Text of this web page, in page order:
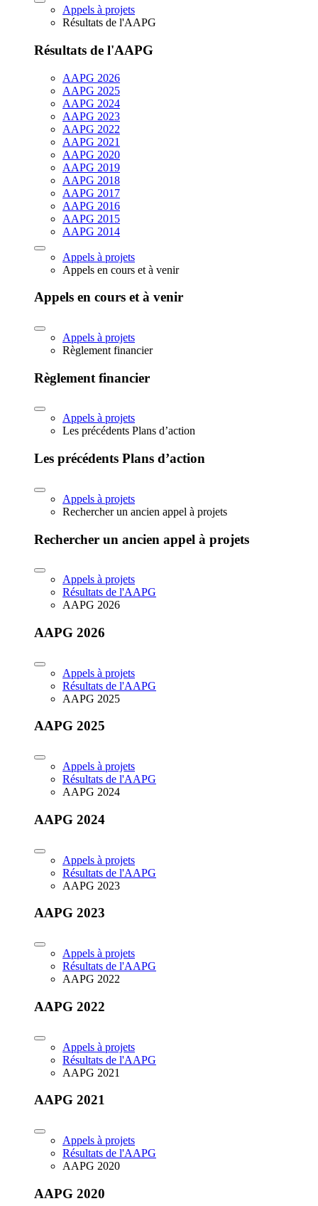
Appels à projets
Résultats de l'AAPG
Résultats de l'AAPG
AAPG 2026
AAPG 2025
AAPG 2024
AAPG 2023
AAPG 2022
AAPG 2021
AAPG 2020
AAPG 2019
AAPG 2018
AAPG 2017
AAPG 2016
AAPG 2015
AAPG 2014
Appels à projets
Appels en cours et à venir
Appels en cours et à venir
Appels à projets
Règlement financier
Règlement financier
Appels à projets
Les précédents Plans d’action
Les précédents Plans d’action
Appels à projets
Rechercher un ancien appel à projets
Rechercher un ancien appel à projets
Appels à projets
Résultats de l'AAPG
AAPG 2026
AAPG 2026
Appels à projets
Résultats de l'AAPG
AAPG 2025
AAPG 2025
Appels à projets
Résultats de l'AAPG
AAPG 2024
AAPG 2024
Appels à projets
Résultats de l'AAPG
AAPG 2023
AAPG 2023
Appels à projets
Résultats de l'AAPG
AAPG 2022
AAPG 2022
Appels à projets
Résultats de l'AAPG
AAPG 2021
AAPG 2021
Appels à projets
Résultats de l'AAPG
AAPG 2020
AAPG 2020